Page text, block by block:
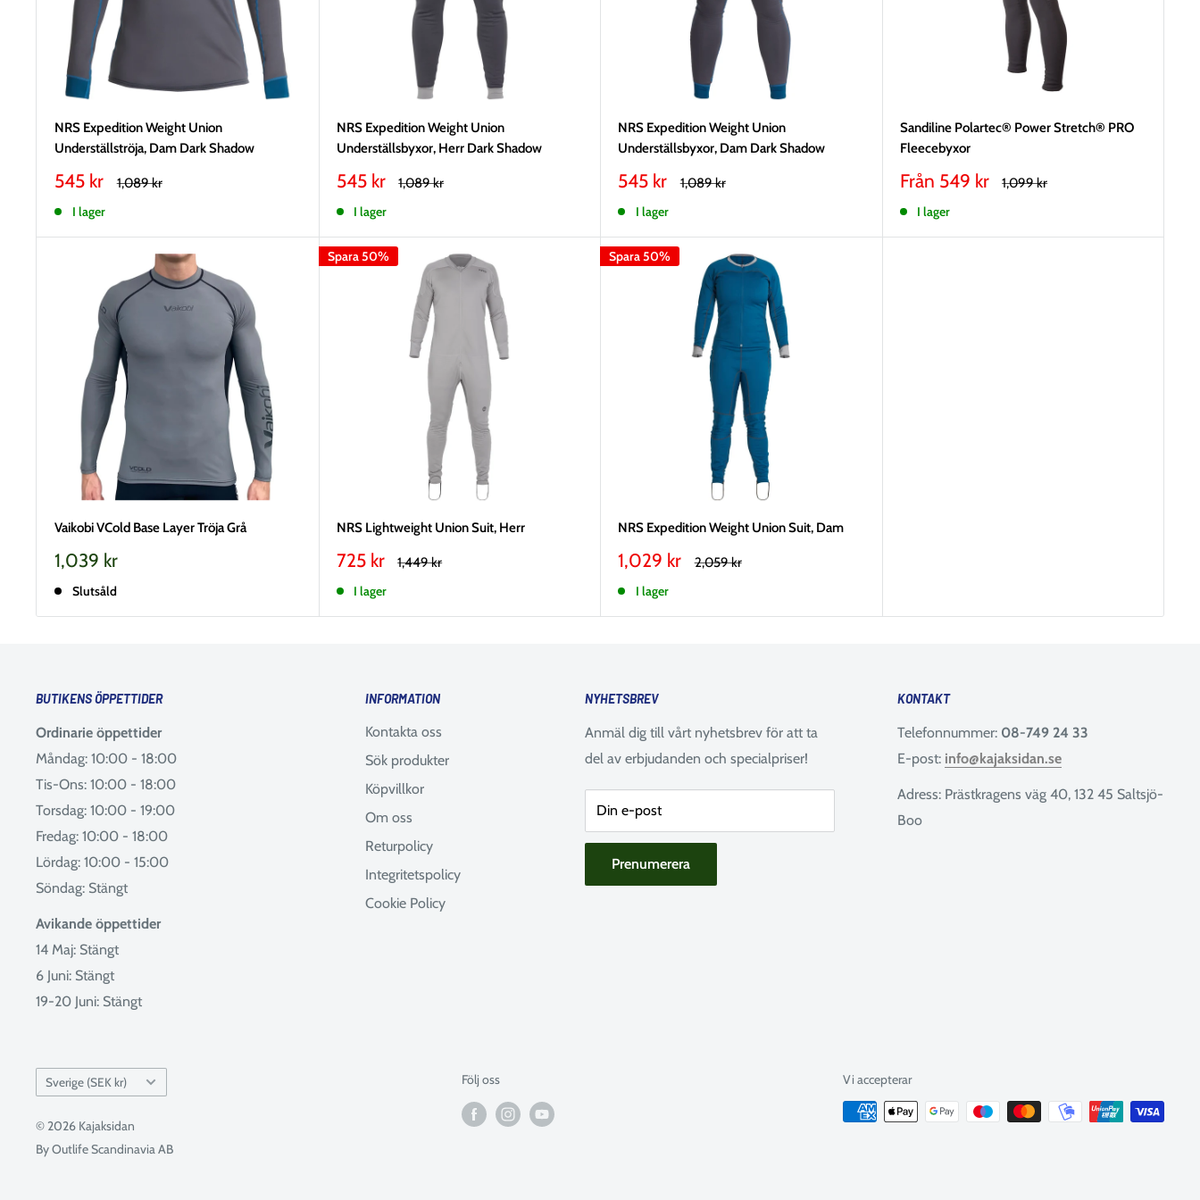
NRS Expedition Weight Union
Underställströja, Dam Dark Shadow
Vårt
545 kr
Rekommenderat
1,089 kr
I lager
NRS Expedition Weight Union
Underställsbyxor, Herr Dark Shadow
Vårt
545 kr
Rekommenderat
1,089 kr
I lager
NRS Expedition Weight Union
Underställsbyxor, Dam Dark Shadow
Vårt
545 kr
Rekommenderat
1,089 kr
I lager
Sandiline Polartec® Power Stretch® PRO
Fleecebyxor
Vårt
Från 549 kr
Rekommenderat
1,099 kr
I lager
Vaikobi VCold Base Layer Tröja Grå
Vårt
1,039 kr
Slutsåld
Spara 50%
NRS Lightweight Union Suit, Herr
Vårt
725 kr
Rekommenderat
1,449 kr
I lager
Spara 50%
NRS Expedition Weight Union Suit, Dam
Vårt
1,029 kr
Rekommenderat
2,059 kr
I lager
BUTIKENS ÖPPETTIDER
Ordinarie öppettider
Måndag: 10:00 - 18:00
Tis-Ons: 10:00 - 18:00
Torsdag: 10:00 - 19:00
Fredag: 10:00 - 18:00
Lördag: 10:00 - 15:00
Söndag: Stängt
Avikande öppettider
14 Maj: Stängt
6 Juni: Stängt
19-20 Juni: Stängt
INFORMATION
Kontakta oss
Sök produkter
Köpvillkor
Om oss
Returpolicy
Integritetspolicy
Cookie Policy
NYHETSBREV
Anmäl dig till vårt nyhetsbrev för att ta
del av erbjudanden och specialpriser!
Din e-post
Prenumerera
KONTAKT
Telefonnummer: 08-749 24 33
E-post: info@kajaksidan.se
Adress: Prästkragens väg 40, 132 45 Saltsjö-
Boo
Land
Sverige (SEK kr)
© 2026 Kajaksidan
By Outlife Scandinavia AB
Följ oss Vi accepterar